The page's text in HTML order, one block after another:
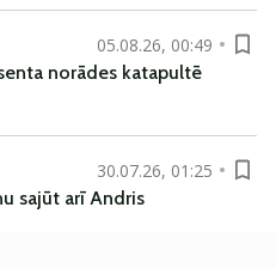
05.08.26, 00:49
norādes katapultē
30.07.26, 01:25
sajūt arī Andris